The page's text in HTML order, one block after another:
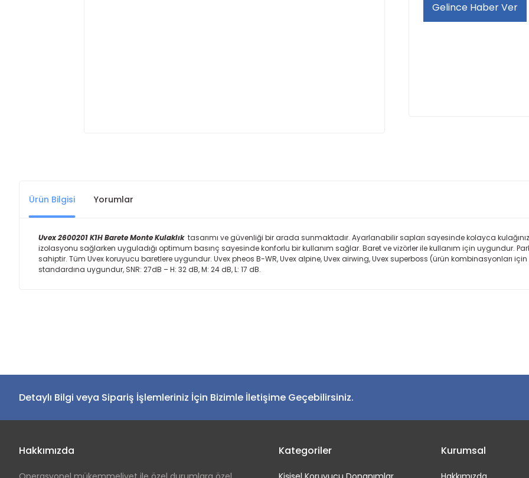
Gelince Haber Ver
Ürün Bilgisi Yorumlar
Uvex 2600201 K1H Barete Monte Kulaklık tasarımı ve güvenliği bir arada sunmaktadır. Ayarlanabilir sapları sayesinde kolayca
izolasyonu sağlarken uyguladığı optimum basınç sayesinde konforlu bir kullanım sağlar. Baret ve vizörler ile kullanım için uygundur.
sahiptir. Tüm Uvex koruyucu baretlere uygundur. Uvex pheos B-WR, Uvex alpine, Uvex airwing, Uvex superboss (ürün kombinasyonları
standardına uygundur, SNR: 27dB – H: 32 dB, M: 24 dB, L: 17 dB.
Detaylı Bilgi veya Sipariş İşlemleriniz İçin Bizimle İletişime Geçebilirsiniz.
Hakkımızda Kategoriler Kurumsal